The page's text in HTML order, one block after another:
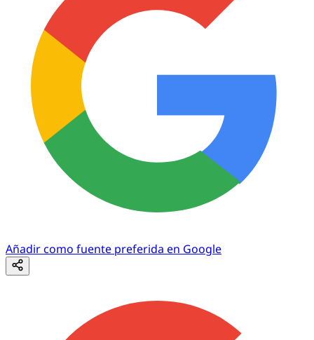
Añadir como fuente preferida en Google